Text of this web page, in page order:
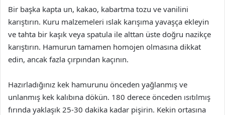
Bir başka kapta un, kakao, kabartma tozu ve vanilini
karıştırın. Kuru malzemeleri ıslak karışıma yavaşça ekleyin
ve tahta bir kaşık veya spatula ile alttan üste doğru nazikçe
karıştırın. Hamurun tamamen homojen olmasına dikkat
edin, ancak fazla çırpından kaçının.
Hazırladığınız kek hamurunu önceden yağlanmış ve
unlanmış kek kalıbına dökün. 180 derece önceden ısıtılmış
fırında yaklaşık 25-30 dakika kadar pişirin. Kekin ortasına